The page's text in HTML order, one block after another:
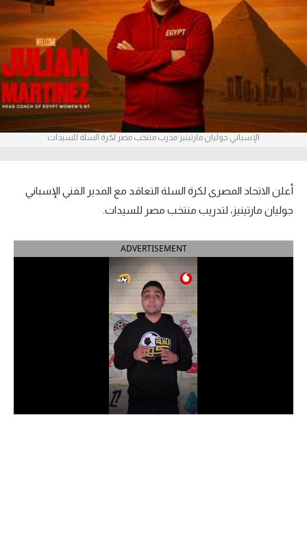
آراء حرة
أمريكا 2026
الدوري المصري
الدوري الإسباني
الدوري الإيطالي
الدوري السعودي للمحترفين
دوري أبطال إفريقيا
الإسباني جوليان مارتينيز مدرب منتخب مصر لكرة السلة للسيدات
أعلن الاتحاد المصرى لكرة السلة التعاقد مع المدير الفني الإسباني
جوليان مارتينيز، لتدريب منتخب مصر للسيدات.
ADVERTISEMENT